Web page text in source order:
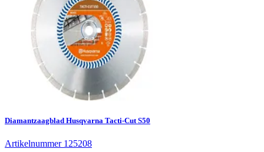
Diamantzaagblad Husqvarna Tacti-Cut S50
Artikelnummer 125208